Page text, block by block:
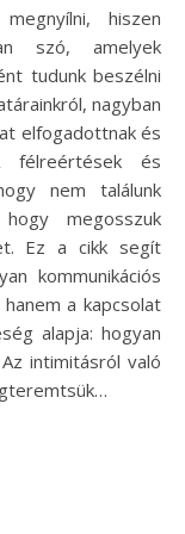
hiszen
szó, amelyek
tudunk beszélni
nagyban
elfogadottnak és
félreértések és
nem találunk
megosszuk
Ez a cikk segít
kommunikációs
a kapcsolat
alapja: hogyan
intimitásról való